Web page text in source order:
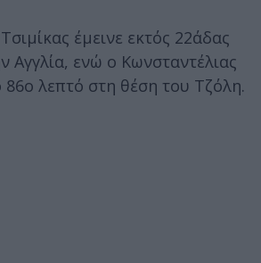
έμεινε εκτός 22άδας
Αγγλία, ενώ ο Κωνσταντέλιας
λεπτό στη θέση του Τζόλη.